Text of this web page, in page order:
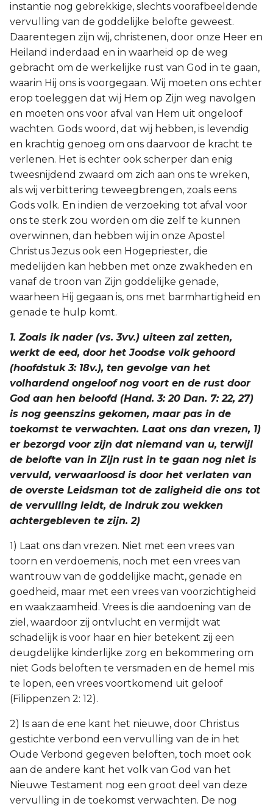
instantie nog gebrekkige, slechts voorafbeeldende
vervulling van de goddelijke belofte geweest.
Daarentegen zijn wij, christenen, door onze Heer en
Heiland inderdaad en in waarheid op de weg
gebracht om de werkelijke rust van God in te gaan,
waarin Hij ons is voorgegaan. Wij moeten ons echter
erop toeleggen dat wij Hem op Zijn weg navolgen
en moeten ons voor afval van Hem uit ongeloof
wachten. Gods woord, dat wij hebben, is levendig
en krachtig genoeg om ons daarvoor de kracht te
verlenen. Het is echter ook scherper dan enig
tweesnijdend zwaard om zich aan ons te wreken,
als wij verbittering teweegbrengen, zoals eens
Gods volk. En indien de verzoeking tot afval voor
ons te sterk zou worden om die zelf te kunnen
overwinnen, dan hebben wij in onze Apostel
Christus Jezus ook een Hogepriester, die
medelijden kan hebben met onze zwakheden en
vanaf de troon van Zijn goddelijke genade,
waarheen Hij gegaan is, ons met barmhartigheid en
genade te hulp komt.
1. Zoals ik nader (vs. 3vv.) uiteen zal zetten,
werkt de eed, door het Joodse volk gehoord
(hoofdstuk 3: 18v.), ten gevolge van het
volhardend ongeloof nog voort en de rust door
God aan hen beloofd (Hand. 3: 20 Dan. 7: 22, 27)
is nog geenszins gekomen, maar pas in de
toekomst te verwachten. Laat ons dan vrezen, 1)
er bezorgd voor zijn dat niemand van u, terwijl
de belofte van in Zijn rust in te gaan nog niet is
vervuld, verwaarloosd is door het verlaten van
de overste Leidsman tot de zaligheid die ons tot
de vervulling leidt, de indruk zou wekken
achtergebleven te zijn. 2)
1) Laat ons dan vrezen. Niet met een vrees van
toorn en verdoemenis, noch met een vrees van
wantrouw van de goddelijke macht, genade en
goedheid, maar met een vrees van voorzichtigheid
en waakzaamheid. Vrees is die aandoening van de
ziel, waardoor zij ontvlucht en vermijdt wat
schadelijk is voor haar en hier betekent zij een
deugdelijke kinderlijke zorg en bekommering om
niet Gods beloften te versmaden en de hemel mis
te lopen, een vrees voortkomend uit geloof
(Filippenzen 2: 12).
2) Is aan de ene kant het nieuwe, door Christus
gestichte verbond een vervulling van de in het
Oude Verbond gegeven beloften, toch moet ook
aan de andere kant het volk van God van het
Nieuwe Testament nog een groot deel van deze
vervulling in de toekomst verwachten. De nog